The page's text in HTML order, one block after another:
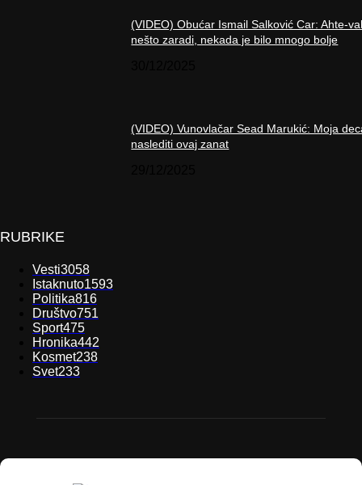
(VIDEO) Obućar Ismail Salković Car: Ahte-
nešto zaradi, nekada je bilo mnogo bolje
(VIDEO) Vunovlačar Sead Marukić: Moja
naslediti ovaj zanat
RUBRIKE
Vesti3058
Istaknuto1593
Politika816
Društvo751
Sport475
Hronika442
Kosmet238
Svet233